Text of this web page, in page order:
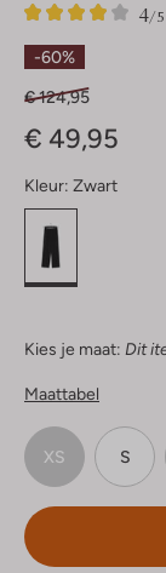
4/5
1
4
Sterren
-60%
€ 124,95
€ 49,95
Kleur: Zwart
Kies je maat: Dit
Maattabel
XS S